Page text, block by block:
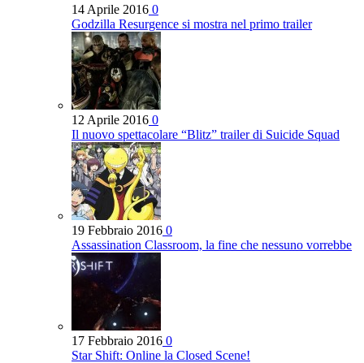
14 Aprile 2016 0
Godzilla Resurgence si mostra nel primo trailer
12 Aprile 2016 0
Il nuovo spettacolare “Blitz” trailer di Suicide Squad
19 Febbraio 2016 0
Assassination Classroom, la fine che nessuno vorrebbe
17 Febbraio 2016 0
Star Shift: Online la Closed Scene!